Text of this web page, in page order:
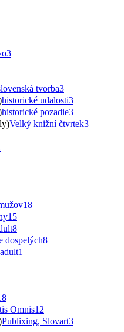
3
tvorba3
historické udalosti3
historické pozadie3
Velký knižní čtvrtek3
18
15
8
dospelých8
1
Omnis12
Publixing, Slovart3